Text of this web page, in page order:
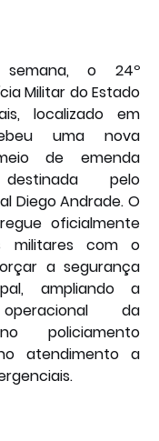
o 24º
Militar do Estado
localizado em
uma nova
de emenda
pelo
Diego Andrade. O
oficialmente
militares com o
a segurança
ampliando a
da
policiamento
atendimento a